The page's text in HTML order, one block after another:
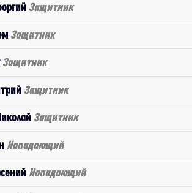
Защитник
Защитник
Защитник
Защитник
Защитник
Нападающий
Нападающий